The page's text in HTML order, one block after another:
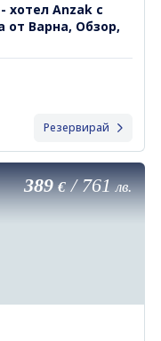
от Варна, Обзор,
Резервирай
389 €/761 лв.